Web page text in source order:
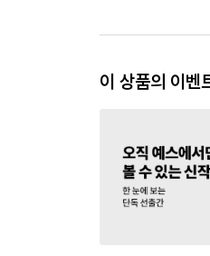
이 상품의 이벤